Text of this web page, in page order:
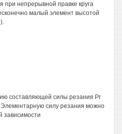
непрерывной правке круга
малый элемент высотой
составляющей силы резания Рг
Элементарную силу резания можно
зависимости